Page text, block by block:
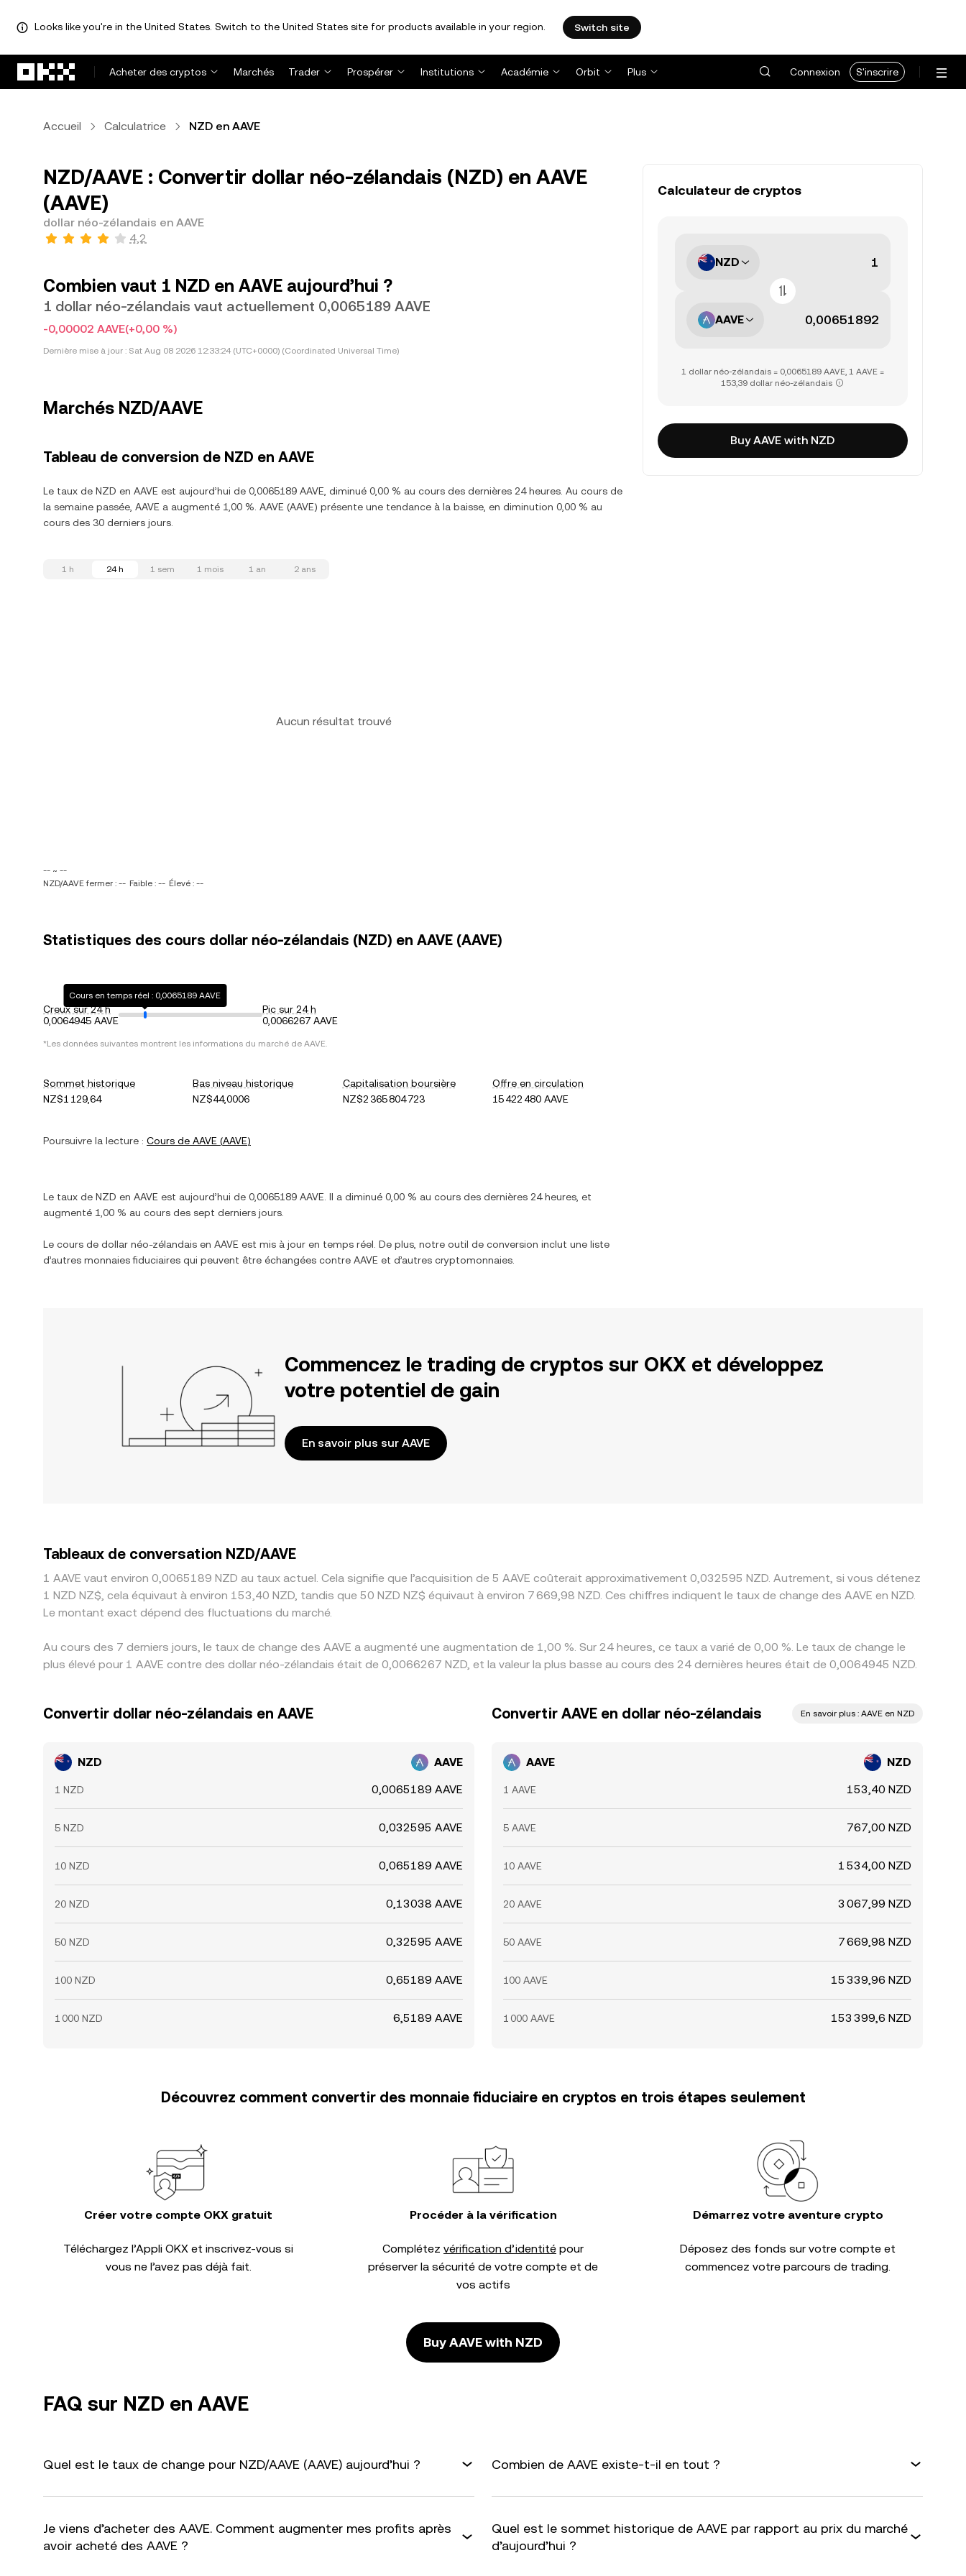
Looks like you're in the United States. Switch to the United States site for products available in your region. Switch site
Acheter des cryptos
Marchés Trader Prospérer Institutions Académie Orbit Plus Connexion S'inscrire
Accueil Calculatrice NZD en AAVE
NZD/AAVE : Convertir dollar néo-zélandais (NZD) en AAVE
(AAVE)
dollar néo-zélandais en AAVE
4,2
Combien vaut 1 NZD en AAVE aujourd’hui ?
1 dollar néo-zélandais vaut actuellement 0,0065189 AAVE
-0,00002 AAVE(+0,00 %)
Dernière mise à jour : Sat Aug 08 2026 12:33:24 (UTC+0000) (Coordinated Universal Time)
Marchés NZD/AAVE
Tableau de conversion de NZD en AAVE
Le taux de NZD en AAVE est aujourd’hui de 0,0065189 AAVE, diminué 0,00 % au cours des dernières 24 heures. Au cours de
la semaine passée, AAVE a augmenté 1,00 %. AAVE (AAVE) présente une tendance à la baisse, en diminution 0,00 % au
cours des 30 derniers jours.
1 h 24 h 1 sem 1 mois 1 an 2 ans
Aucun résultat trouvé
-- ~ --
NZD/AAVE fermer : -- Faible : -- Élevé : --
Statistiques des cours dollar néo-zélandais (NZD) en AAVE (AAVE)
Creux sur 24 h
0,0064945 AAVE
Cours en temps réel : 0,0065189 AAVE
Pic sur 24 h
0,0066267 AAVE
*Les données suivantes montrent les informations du marché de AAVE.
Sommet historique
NZ$1 129,64
Bas niveau historique
NZ$44,0006
Capitalisation boursière
NZ$2 365 804 723
Offre en circulation
15 422 480 AAVE
Poursuivre la lecture : Cours de AAVE (AAVE)
Le taux de NZD en AAVE est aujourd’hui de 0,0065189 AAVE . Il a diminué 0,00 % au cours des dernières 24 heures, et
augmenté 1,00 % au cours des sept derniers jours.
Le cours de dollar néo-zélandais en AAVE est mis à jour en temps réel. De plus, notre outil de conversion inclut une liste
d’autres monnaies fiduciaires qui peuvent être échangées contre AAVE et d’autres cryptomonnaies.
Calculateur de cryptos
NZD
AAVE
1 dollar néo-zélandais = 0,0065189 AAVE, 1 AAVE =
153,39 dollar néo-zélandais
Buy AAVE with NZD
Commencez le trading de cryptos sur OKX et développez
votre potentiel de gain
En savoir plus sur AAVE
Tableaux de conversation NZD/AAVE
1 AAVE vaut environ 0,0065189 NZD au taux actuel. Cela signifie que l’acquisition de 5 AAVE coûterait approximativement 0,032595 NZD. Autrement, si vous détenez
1 NZD NZ$, cela équivaut à environ 153,40 NZD, tandis que 50 NZD NZ$ équivaut à environ 7 669,98 NZD. Ces chiffres indiquent le taux de change des AAVE en NZD.
Le montant exact dépend des fluctuations du marché.
Au cours des 7 derniers jours, le taux de change des AAVE a augmenté une augmentation de 1,00 %. Sur 24 heures, ce taux a varié de 0,00 %. Le taux de change le
plus élevé pour 1 AAVE contre des dollar néo-zélandais était de 0,0066267 NZD, et la valeur la plus basse au cours des 24 dernières heures était de 0,0064945 NZD.
Convertir dollar néo-zélandais en AAVE
NZD AAVE
1 NZD 0,0065189 AAVE
5 NZD 0,032595 AAVE
10 NZD 0,065189 AAVE
20 NZD 0,13038 AAVE
50 NZD 0,32595 AAVE
100 NZD 0,65189 AAVE
1 000 NZD 6,5189 AAVE
Convertir AAVE en dollar néo-zélandais En savoir plus : AAVE en NZD
AAVE NZD
1 AAVE 153,40 NZD
5 AAVE 767,00 NZD
10 AAVE 1 534,00 NZD
20 AAVE 3 067,99 NZD
50 AAVE 7 669,98 NZD
100 AAVE 15 339,96 NZD
1 000 AAVE 153 399,6 NZD
Découvrez comment convertir des monnaie fiduciaire en cryptos en trois étapes seulement
Créer votre compte OKX gratuit
Téléchargez l’Appli OKX et inscrivez-vous si
vous ne l’avez pas déjà fait.
Procéder à la vérification
Complétez vérification d’identité pour
préserver la sécurité de votre compte et de
vos actifs
Démarrez votre aventure crypto
Déposez des fonds sur votre compte et
commencez votre parcours de trading.
Buy AAVE with NZD
FAQ sur NZD en AAVE
Quel est le taux de change pour NZD/AAVE (AAVE) aujourd’hui ? Combien de AAVE existe-t-il en tout ?
Je viens d’acheter des AAVE. Comment augmenter mes profits après
avoir acheté des AAVE ?
Quel est le sommet historique de AAVE par rapport au prix du marché
d’aujourd’hui ?